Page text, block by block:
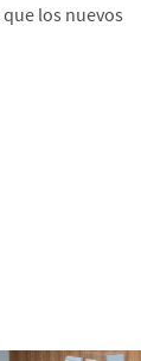
los nuevos